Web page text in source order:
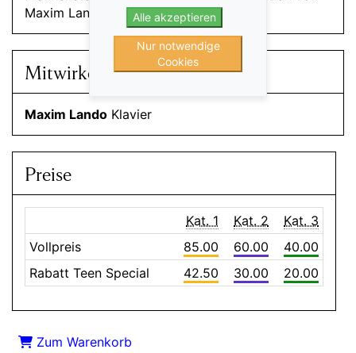
Maxim Lando – 2023)
Mitwirkende
Maxim Lando Klavier
Preise
Kat. 1 Kat. 2
Kat. 3
Vollpreis
85.00 60.00
40.00
Rabatt Teen Special
42.50 30.00 20.00
Zum Warenkorb
Alle akzeptieren
Nur notwendige
Cookies